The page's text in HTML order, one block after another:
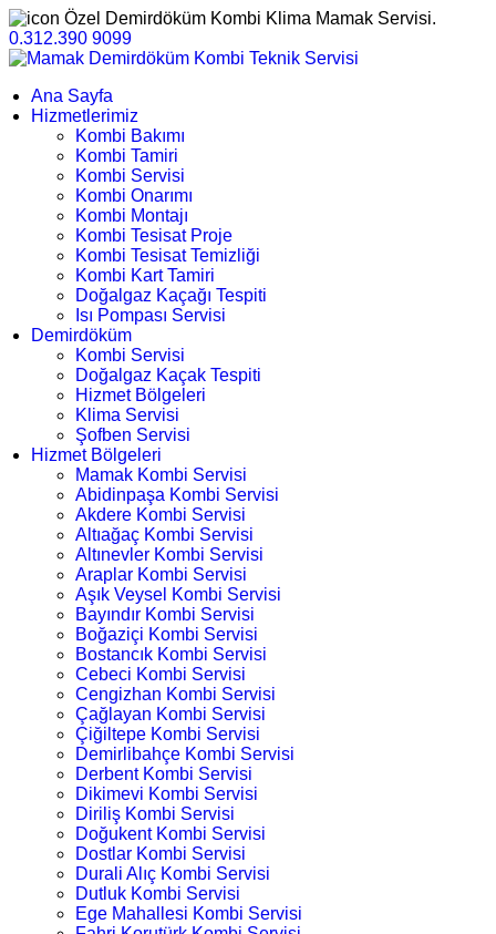
Özel Demirdöküm Kombi Klima Mamak Servisi.
0.312.390 9099
Ana Sayfa
Hizmetlerimiz
Kombi Bakımı
Kombi Tamiri
Kombi Servisi
Kombi Onarımı
Kombi Montajı
Kombi Tesisat Proje
Kombi Tesisat Temizliği
Kombi Kart Tamiri
Doğalgaz Kaçağı Tespiti
Isı Pompası Servisi
Demirdöküm
Kombi Servisi
Doğalgaz Kaçak Tespiti
Hizmet Bölgeleri
Klima Servisi
Şofben Servisi
Hizmet Bölgeleri
Mamak Kombi Servisi
Abidinpaşa Kombi Servisi
Akdere Kombi Servisi
Altıağaç Kombi Servisi
Altınevler Kombi Servisi
Araplar Kombi Servisi
Aşık Veysel Kombi Servisi
Bayındır Kombi Servisi
Boğaziçi Kombi Servisi
Bostancık Kombi Servisi
Cebeci Kombi Servisi
Cengizhan Kombi Servisi
Çağlayan Kombi Servisi
Çiğiltepe Kombi Servisi
Demirlibahçe Kombi Servisi
Derbent Kombi Servisi
Dikimevi Kombi Servisi
Diriliş Kombi Servisi
Doğukent Kombi Servisi
Dostlar Kombi Servisi
Durali Alıç Kombi Servisi
Dutluk Kombi Servisi
Ege Mahallesi Kombi Servisi